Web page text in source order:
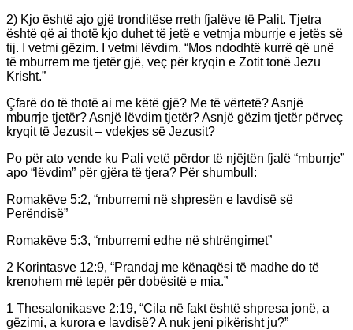
2) Kjo është ajo gjë tronditëse rreth fjalëve të Palit. Tjetra
është që ai thotë kjo duhet të jetë e vetmja mburrje e jetës së
tij. I vetmi gëzim. I vetmi lëvdim. “Mos ndodhtë kurrë që unë
të mburrem me tjetër gjë, veç për kryqin e Zotit tonë Jezu
Krisht.”
Çfarë do të thotë ai me këtë gjë? Me të vërtetë? Asnjë
mburrje tjetër? Asnjë lëvdim tjetër? Asnjë gëzim tjetër përveç
kryqit të Jezusit – vdekjes së Jezusit?
Po për ato vende ku Pali vetë përdor të njëjtën fjalë “mburrje”
apo “lëvdim” për gjëra të tjera? Për shumbull:
Romakëve 5:2, “mburremi në shpresën e lavdisë së
Perëndisë”
Romakëve 5:3, “mburremi edhe në shtrëngimet”
2 Korintasve 12:9, “Prandaj me kënaqësi të madhe do të
krenohem më tepër për dobësitë e mia.”
1 Thesalonikasve 2:19, “Cila në fakt është shpresa jonë, a
gëzimi, a kurora e lavdisë? A nuk jeni pikërisht ju?”